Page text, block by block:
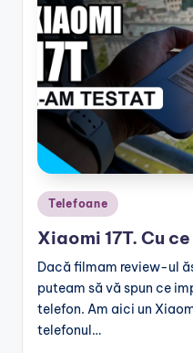
Posted
in
Telefoane
Xiaomi 17T. Cu
Dacă filmam review-ul
puteam să vă spun ce
telefon. Am aici un
telefonul…